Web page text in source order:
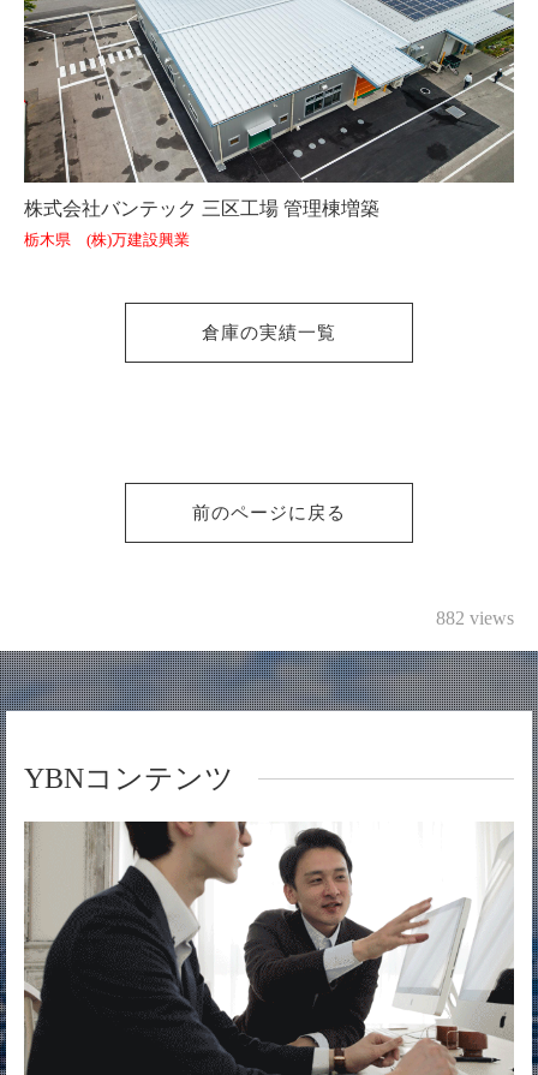
株式会社バンテック 三区工場 管理棟増築
栃木県 (株)万建設興業
倉庫の実績一覧
前のページに戻る
882 views
YBNコンテンツ